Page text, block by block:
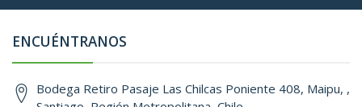
ENCUÉNTRANOS
Bodega Retiro Pasaje Las Chilcas Poniente 408, Maipu, ,